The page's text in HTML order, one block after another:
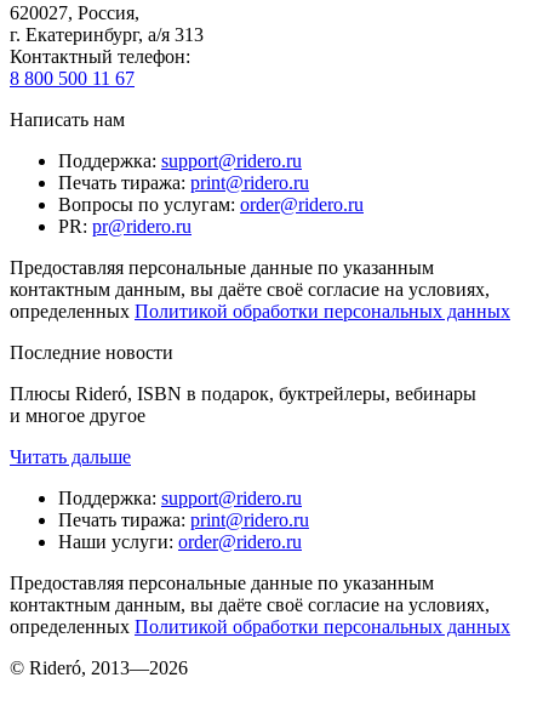
620027, Россия,
г. Екатеринбург, а/я 313
Контактный телефон:
8 800 500 11 67
Написать нам
Поддержка: support@ridero.ru
Печать тиража: print@ridero.ru
Вопросы по услугам: order@ridero.ru
PR: pr@ridero.ru
Предоставляя персональные данные по указанным
контактным данным, вы даёте своё согласие на условиях,
определенных Политикой обработки персональных данных
Последние новости
Плюсы Rideró, ISBN в подарок, буктрейлеры, вебинары
и многое другое
Читать дальше
Поддержка: support@ridero.ru
Печать тиража: print@ridero.ru
Наши услуги: order@ridero.ru
Предоставляя персональные данные по указанным
контактным данным, вы даёте своё согласие на условиях,
определенных Политикой обработки персональных данных
© Rideró, 2013—2026